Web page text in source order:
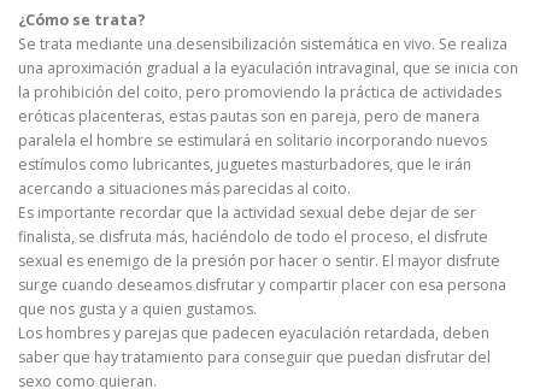
¿Cómo se trata?
Se trata mediante una desensibilización sistemática en vivo. Se realiza
una aproximación gradual a la eyaculación intravaginal, que se inicia con
la prohibición del coito, pero promoviendo la práctica de actividades
eróticas placenteras, estas pautas son en pareja, pero de manera
paralela el hombre se estimulará en solitario incorporando nuevos
estímulos como lubricantes, juguetes masturbadores, que le irán
acercando a situaciones más parecidas al coito.
Es importante recordar que la actividad sexual debe dejar de ser
finalista, se disfruta más, haciéndolo de todo el proceso, el disfrute
sexual es enemigo de la presión por hacer o sentir. El mayor disfrute
surge cuando deseamos disfrutar y compartir placer con esa persona
que nos gusta y a quien gustamos.
Los hombres y parejas que padecen eyaculación retardada, deben
saber que hay tratamiento para conseguir que puedan disfrutar del
sexo como quieran.